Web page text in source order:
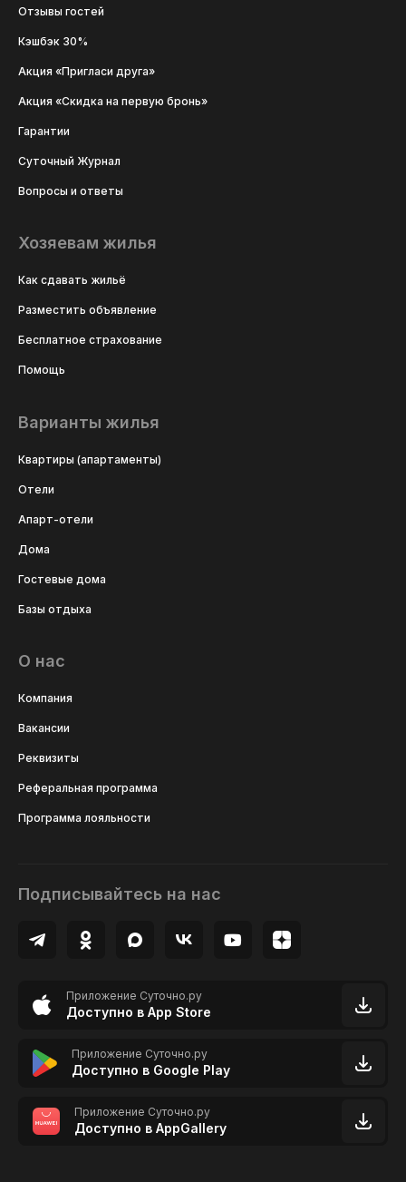
Отзывы гостей
Кэшбэк 30%
Акция «Пригласи друга»
Акция «Скидка на первую бронь»
Гарантии
Суточный Журнал
Вопросы и ответы
Хозяевам жилья
Как сдавать жильё
Разместить объявление
Бесплатное страхование
Помощь
Варианты жилья
Квартиры (апартаменты)
Отели
Апарт-отели
Дома
Гостевые дома
Базы отдыха
О нас
Компания
Вакансии
Реквизиты
Реферальная программа
Программа лояльности
Подписывайтесь на нас
Приложение Суточно.ру
Доступно в App Store
Приложение Суточно.ру
Доступно в Google Play
Приложение Суточно.ру
Доступно в AppGallery